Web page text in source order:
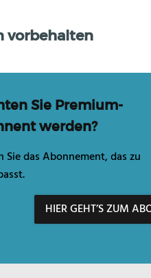
vorbehalten
Sie Premium-
werden?
Sie das Abonnement, das zu
HIER GEHT’S ZUM